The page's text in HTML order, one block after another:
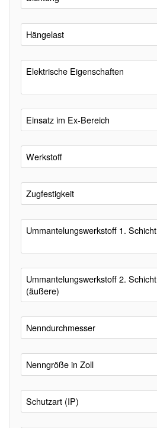
Hängelast
Elektrische Eigenschaften
Einsatz im Ex-Bereich
Werkstoff
Zugfestigkeit
Ummantelungswerkstoff 1. Schicht
Ummantelungswerkstoff 2. Schicht
(äußere)
Nenndurchmesser
Nenngröße in Zoll
Schutzart (IP)